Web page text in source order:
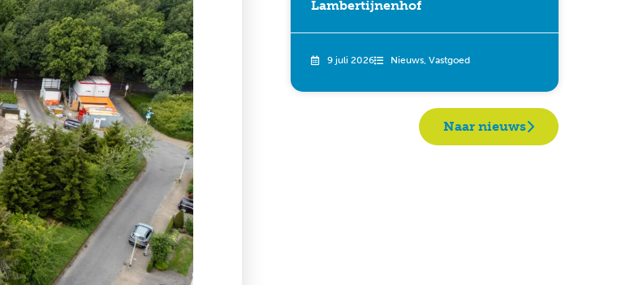
Lambertijnenhof
9 juli 2026 Nieuws, Vastgoed
Naar nieuws